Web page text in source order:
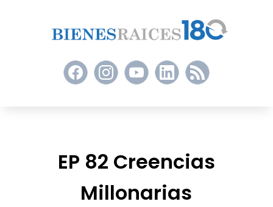
EP 82 Creencias
Millonarias